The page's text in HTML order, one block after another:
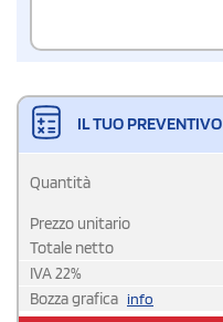
IL TUO PREVENTIVO
Quantità
Prezzo unitario
Totale netto
IVA22%
Bozza grafica info